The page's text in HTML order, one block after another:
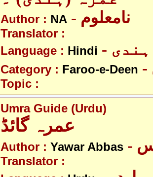
Author : NA - نامعلوم
Translator :
Language : Hindi - ہندی
Category : Faroo-e-Deen
Topic :
Umra Guide (Urdu)
عمرہ گائڈ
Author : Yawar Abbas
Translator :